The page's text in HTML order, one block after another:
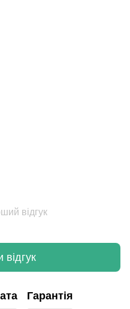
відгук
відгук
Гарантія